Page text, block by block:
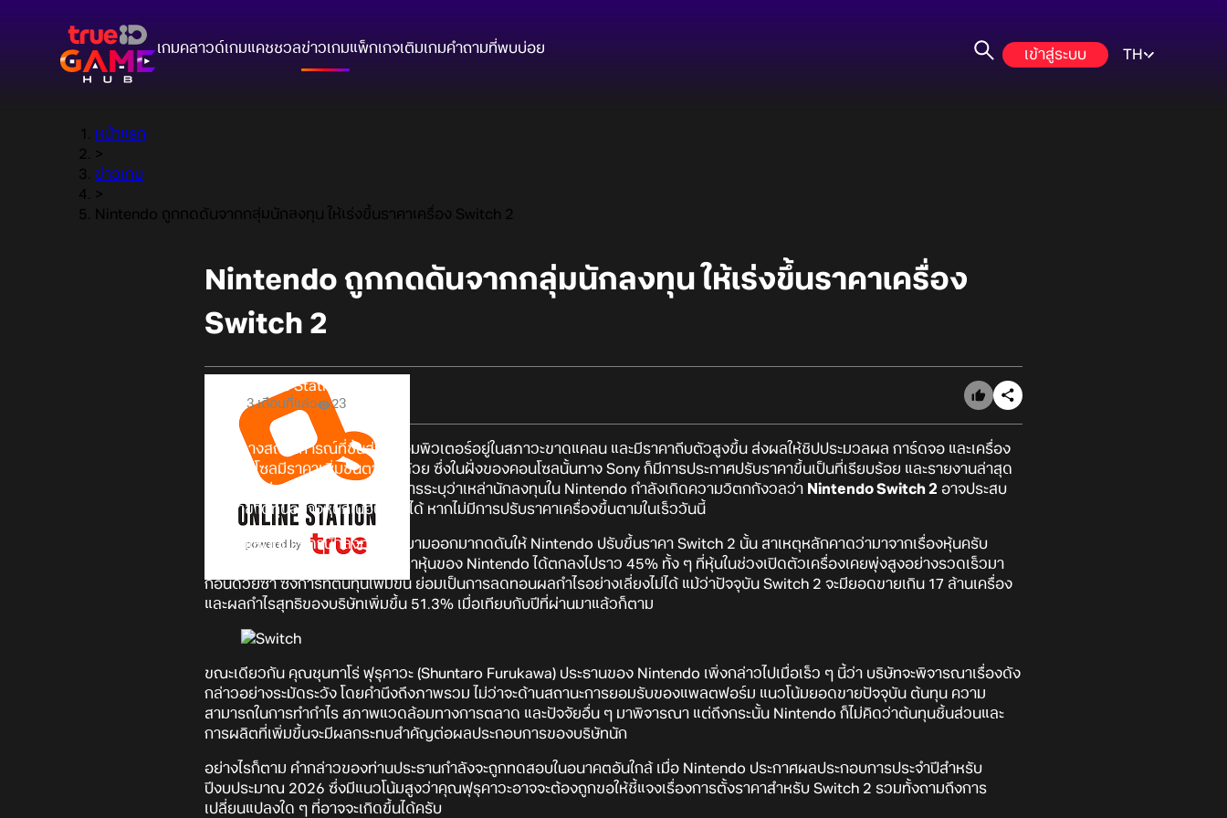
เกมคลาวด์เกมแคชชวลข่าวเกมแพ็กเกจเติมเกมคำถามที่พบบ่อย เข้าสู่ระบบ TH
หน้าแรก
>
ข่าวเกม
>
Nintendo ถูกกดดันจากกลุ่มนักลงทุน ให้เร่งขึ้นราคาเครื่อง Switch 2
Nintendo ถูกกดดันจากกลุ่มนักลงทุน ให้เร่งขึ้นราคาเครื่อง
Switch 2
Online Station
3 เดือนที่แล้ว 23
ท่ามกลางสถานการณ์ที่ชิ้นส่วนคอมพิวเตอร์อยู่ในสภาวะขาดแคลน และมีราคาถีบตัวสูงขึ้น ส่งผลให้ชิปประมวลผล การ์ดจอ และเครื่อง
เกมคอนโซลมีราคาเพิ่มขึ้นตามไปด้วย ซึ่งในฝั่งของคอนโซลนั้นทาง Sony ก็มีการประกาศปรับราคาขึ้นเป็นที่เรียบร้อย และรายงานล่าสุด
จากสำนักข่าว
ได้มีการระบุว่าเหล่านักลงทุนใน Nintendo กำลังเกิดความวิตกกังวลว่า Nintendo Switch 2 อาจประสบ
ปัญหาขาดทุนอย่างหนักในอนาคตได้ หากไม่มีการปรับราคาเครื่องขึ้นตามในเร็ววันนี้
ส่วนสาเหตุที่บรรดานักลงทุนพยายามออกมากดดันให้ Nintendo ปรับขึ้นราคา Switch 2 นั้น สาเหตุหลักคาดว่ามาจากเรื่องหุ้นครับ
เพราะในช่วง 6 เดือนที่ผ่านมา ราคาหุ้นของ Nintendo ได้ตกลงไปราว 45% ทั้ง ๆ ที่หุ้นในช่วงเปิดตัวเครื่องเคยพุ่งสูงอย่างรวดเร็วมา
ก่อนด้วยซ้ำ ซึ่งการที่ต้นทุนเพิ่มขึ้น ย่อมเป็นการลดทอนผลกำไรอย่างเลี่ยงไม่ได้ แม้ว่าปัจจุบัน Switch 2 จะมียอดขายเกิน 17 ล้านเครื่อง
และผลกำไรสุทธิของบริษัทเพิ่มขึ้น 51.3% เมื่อเทียบกับปีที่ผ่านมาแล้วก็ตาม
ขณะเดียวกัน คุณชุนทาโร่ ฟุรุคาวะ (Shuntaro Furukawa) ประธานของ Nintendo เพิ่งกล่าวไปเมื่อเร็ว ๆ นี้ว่า บริษัทจะพิจารณาเรื่องดัง
กล่าวอย่างระมัดระวัง โดยคำนึงถึงภาพรวม ไม่ว่าจะด้านสถานะการยอมรับของแพลตฟอร์ม แนวโน้มยอดขายปัจจุบัน ต้นทุน ความ
สามารถในการทำกำไร สภาพแวดล้อมทางการตลาด และปัจจัยอื่น ๆ มาพิจารณา แต่ถึงกระนั้น Nintendo ก็ไม่คิดว่าต้นทุนชิ้นส่วนและ
การผลิตที่เพิ่มขึ้นจะมีผลกระทบสำคัญต่อผลประกอบการของบริษัทนัก
อย่างไรก็ตาม คำกล่าวของท่านประธานกำลังจะถูกทดสอบในอนาคตอันใกล้ เมื่อ Nintendo ประกาศผลประกอบการประจำปีสำหรับ
ปีงบประมาณ 2026 ซึ่งมีแนวโน้มสูงว่าคุณฟุรุคาวะอาจจะต้องถูกขอให้ชี้แจงเรื่องการตั้งราคาสำหรับ Switch 2 รวมทั้งถามถึงการ
เปลี่ยนแปลงใด ๆ ที่อาจจะเกิดขึ้นได้ครับ